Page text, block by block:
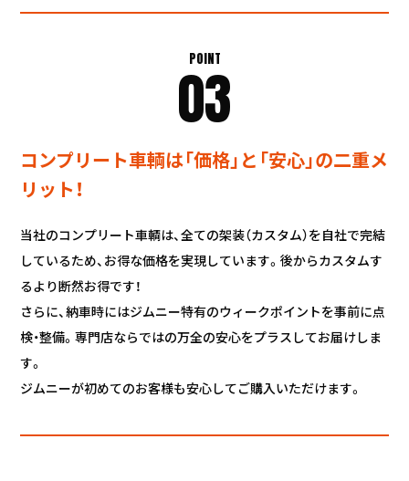
POINT
03
コンプリート車輌は「価格」と「安心」の二重メ
リット！
当社のコンプリート車輌は、全ての架装（カスタム）を自社で完結
しているため、お得な価格を実現しています。後からカスタムす
るより断然お得です！
さらに、納車時にはジムニー特有のウィークポイントを事前に点
検・整備。専門店ならではの万全の安心をプラスしてお届けしま
す。
ジムニーが初めてのお客様も安心してご購入いただけます。